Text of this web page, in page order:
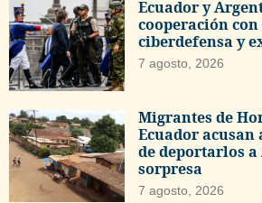
Ecuador y
cooperación
ciberdefensa y
7 agosto, 2026
Migrantes de
Ecuador acusan
de deportarlos
sorpresa
7 agosto, 2026